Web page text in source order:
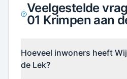
Veelgestelde
01 Krimpen aan
Hoeveel inwoners heeft
de Lek?